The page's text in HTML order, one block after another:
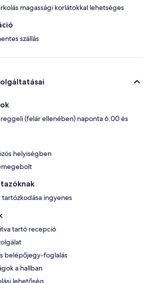
magassági korlátokkal lehetséges
szállás
reggeli (felár ellenében) naponta 6:00 és
helyiségben
ingyenes
tartó recepció
belépőjegy-foglalás
a hallban
lehetőség